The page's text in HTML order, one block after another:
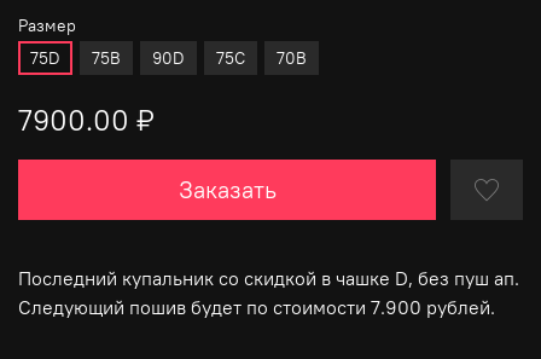
Размер
75D
75B 90D 75C 70B
7900.00 ₽
Заказать
Последний купальник со скидкой в чашке D, без пуш ап.
Следующий пошив будет по стоимости 7.900 рублей.